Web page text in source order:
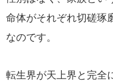
命体がそれぞれ切磋琢
なのです。
転生界が天上界と完全